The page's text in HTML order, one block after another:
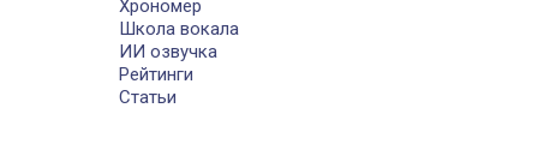
Хрономер
Школа вокала
ИИ озвучка
Рейтинги
Статьи